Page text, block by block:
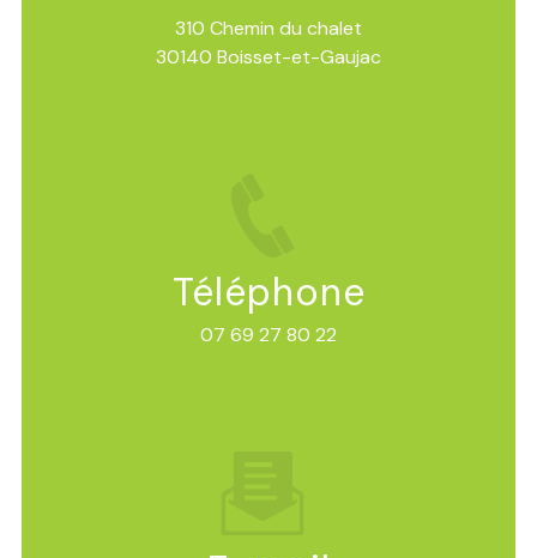
310 Chemin du chalet
30140 Boisset-et-Gaujac
Téléphone
07 69 27 80 22